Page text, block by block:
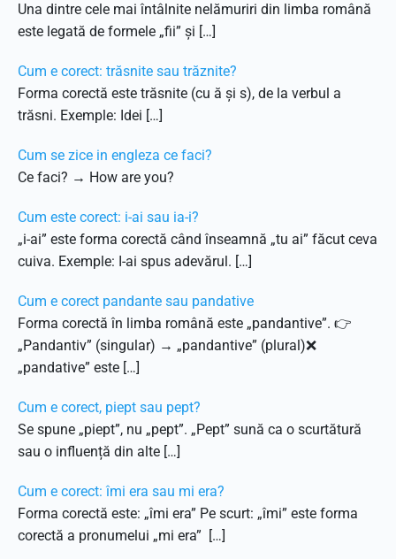
Una dintre cele mai întâlnite nelămuriri din limba română
este legată de formele „fii” și […]
Cum e corect: trăsnite sau trăznite?
Forma corectă este trăsnite (cu ă și s), de la verbul a
trăsni. Exemple: Idei […]
Cum se zice in engleza ce faci?
Ce faci? → How are you?
Cum este corect: i-ai sau ia-i?
„i-ai” este forma corectă când înseamnă „tu ai” făcut ceva
cuiva. Exemple: I-ai spus adevărul. […]
Cum e corect pandante sau pandative
Forma corectă în limba română este „pandantive”. 👉
„Pandantiv” (singular) → „pandantive” (plural)❌
„pandative” este […]
Cum e corect, piept sau pept?
Se spune „piept”, nu „pept”. „Pept” sună ca o scurtătură
sau o influență din alte […]
Cum e corect: îmi era sau mi era?
Forma corectă este: „îmi era” Pe scurt: „îmi” este forma
corectă a pronumelui „mi era” […]